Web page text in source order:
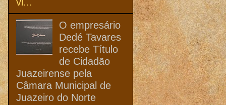
O empresário
Dedé Tavares
recebe Título
de Cidadão
Juazeirense pela
Câmara Municipal de
Juazeiro do Norte